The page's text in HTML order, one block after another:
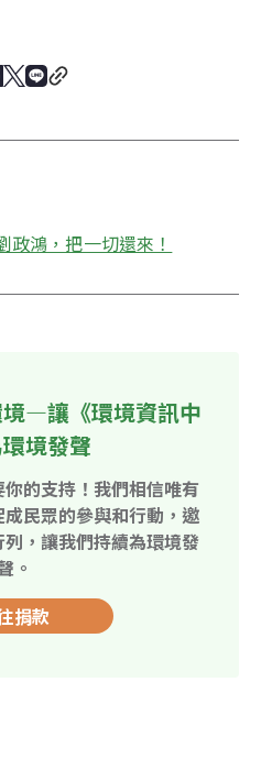
政鴻，把一切還來！
—讓《環境資訊中
境發聲
你的支持！我們相信唯有
民眾的參與和行動，邀
，讓我們持續為環境發
。
捐款